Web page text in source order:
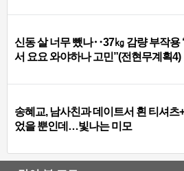
신동 살 너무 뺐나‥37㎏ 감량 부작용
서 요요 와야하나 고민”(전현무계획4)
송혜교, 남사친과 데이트서 흰 티셔츠
었을 뿐인데…빛나는 미모